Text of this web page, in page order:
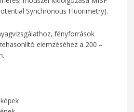
Synchronous Fluorimetry).
fényforrások
elemzéséhez a 200 –